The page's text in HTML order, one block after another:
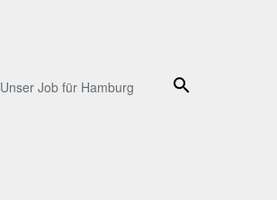
Unser Job für Hamburg Suche